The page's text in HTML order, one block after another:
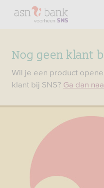
Nog geen klant
Wil je een product
klant bij SNS? Ga dan